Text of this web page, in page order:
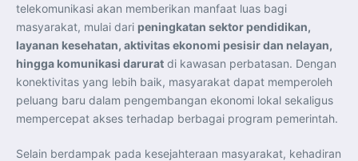
telekomunikasi akan memberikan manfaat luas bagi
masyarakat, mulai dari peningkatan sektor pendidikan,
layanan kesehatan, aktivitas ekonomi pesisir dan nelayan,
hingga komunikasi darurat di kawasan perbatasan. Dengan
konektivitas yang lebih baik, masyarakat dapat memperoleh
peluang baru dalam pengembangan ekonomi lokal sekaligus
mempercepat akses terhadap berbagai program pemerintah.
Selain berdampak pada kesejahteraan masyarakat, kehadiran